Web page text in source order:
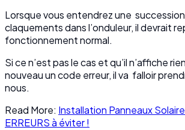
Lorsque vous entendrez une
claquements dans l’onduleur, il devrait
fonctionnement normal.
Si ce n’est pas le cas et qu’il n’affiche
nouveau un code erreur, il va falloir
nous.
Read More: Installation Panneaux
ERREURS à éviter !